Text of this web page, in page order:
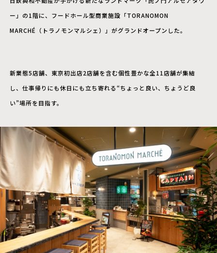
ー」の1階に、フードホール型商業施設「TORANOMON
MARCHÉ（トラノモンマルシェ）」がグランドオープンした。
新業態5店舗、東京初出店2店舗を含む個性豊かな全11店舗が集結
し、仕事帰りにも休日にも立ち寄れる“ちょっと良い、ちょうど良
い”場所を目指す。